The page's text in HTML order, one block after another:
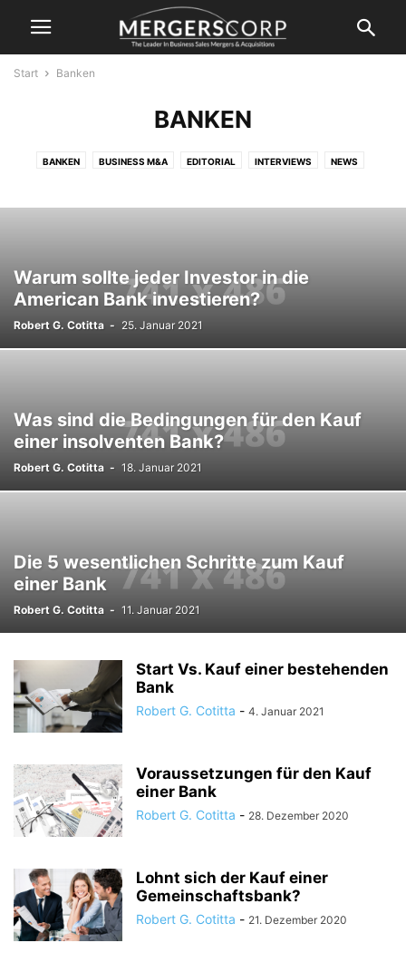
Start Banken
BANKEN
BANKEN BUSINESS M&A EDITORIAL INTERVIEWS NEWS
UNTERNEHMEN KAUFEN UNTERNEHMEN VERKAUFEN
Warum sollte jeder Investor in die
American Bank investieren?
Robert G. Cotitta - 25. Januar 2021
Was sind die Bedingungen für den Kauf
einer insolventen Bank?
Robert G. Cotitta - 18. Januar 2021
Die 5 wesentlichen Schritte zum Kauf
einer Bank
Robert G. Cotitta - 11. Januar 2021
Start Vs. Kauf einer bestehenden
Bank
Robert G. Cotitta - 4. Januar 2021
Voraussetzungen für den Kauf
einer Bank
Robert G. Cotitta - 28. Dezember 2020
Lohnt sich der Kauf einer
Gemeinschaftsbank?
Robert G. Cotitta - 21. Dezember 2020